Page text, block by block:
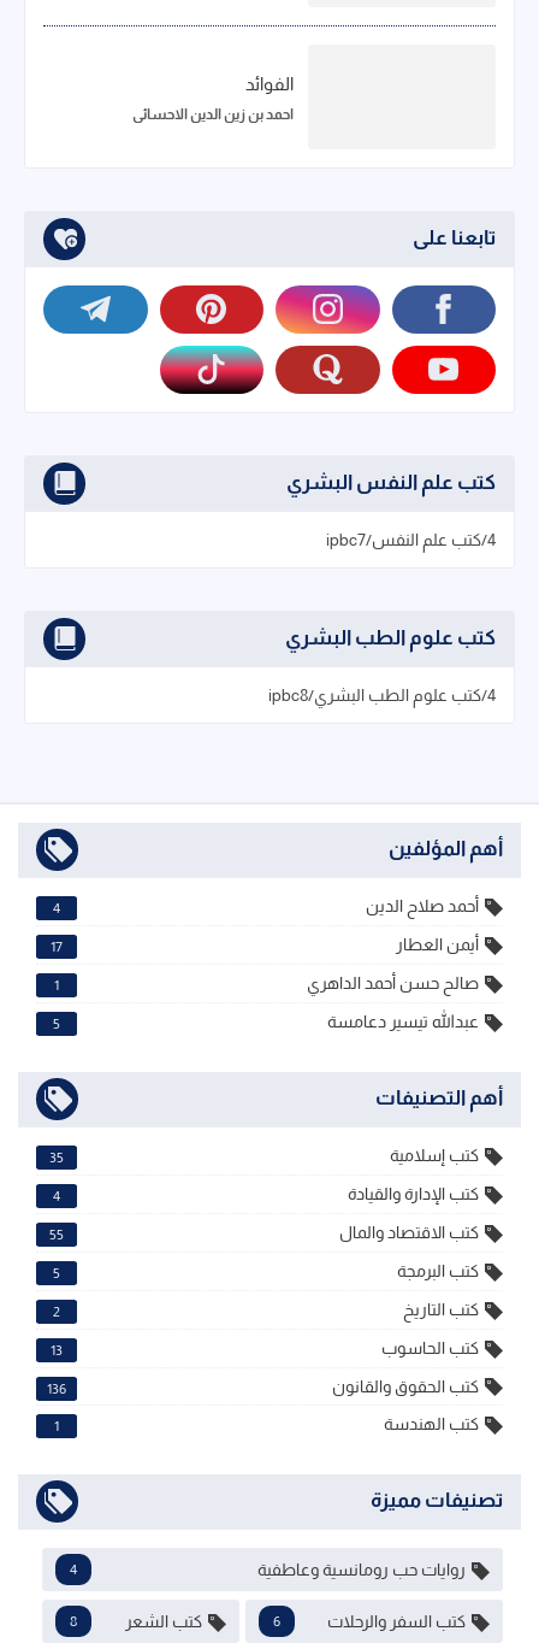
الفوائد
احمد بن زين الدين الاحسائي
تابعنا على
كتب علم النفس البشري
4/كتب علم النفس/ipbc7
كتب علوم الطب البشري
4/كتب علوم الطب البشري/ipbc8
أهم المؤلفين
أحمد صلاح الدين 4
أيمن العطار 17
صالح حسن أحمد الداهري 1
عبدالله تيسير دعامسة 5
أهم التصنيفات
كتب إسلامية 35
كتب الإدارة والقيادة 4
كتب الاقتصاد والمال 55
كتب البرمجة 5
كتب التاريخ 2
كتب الحاسوب 13
كتب الحقوق والقانون 136
كتب الهندسة 1
تصنيفات مميزة
روايات حب رومانسية وعاطفية 4
كتب السفر والرحلات 6 كتب الشعر 8